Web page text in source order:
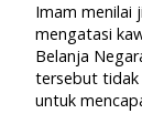
Imam menilai
mengatasi
Belanja
tersebut tidak
untuk